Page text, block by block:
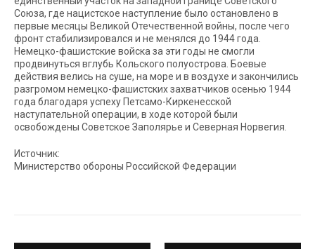
Союза, где нацистское наступление было остановлено в
первые месяцы Великой Отечественной войны, после чего
фронт стабилизировался и не менялся до 1944 года.
Немецко-фашистские войска за эти годы не смогли
продвинуться вглубь Кольского полуострова. Боевые
действия велись на суше, на море и в воздухе и закончились
разгромом немецко-фашистских захватчиков осенью 1944
года благодаря успеху Петсамо-Киркенесской
наступательной операции, в ходе которой были
освобождены Советское Заполярье и Северная Норвегия.
Источник:
Министерство обороны Российской Федерации